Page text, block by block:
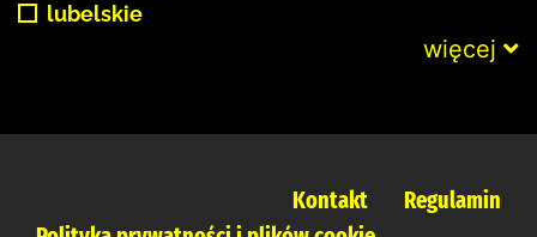
lubelskie
więcej
Kontakt
Regulamin